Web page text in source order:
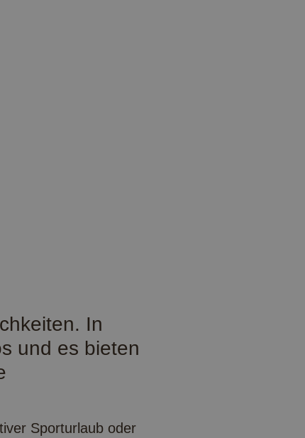
In
und es bieten
Sporturlaub oder